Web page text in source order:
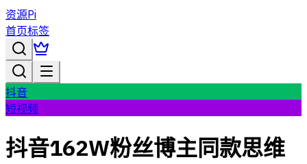
资源Pi
首页标签
抖音
短视频
抖音162W粉丝博主同款思维